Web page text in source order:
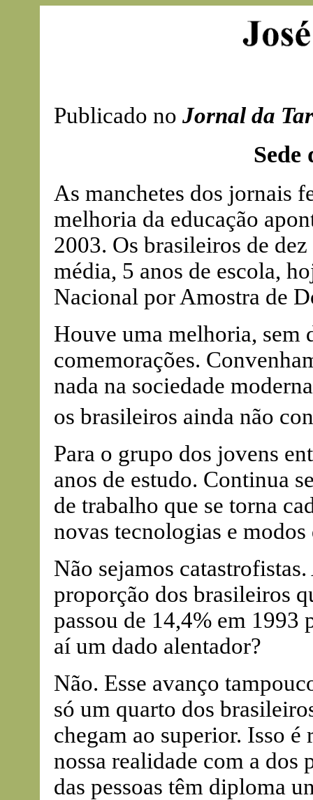
Publicado no Jornal da
Sede
As manchetes dos jornais
melhoria da educação
2003. Os brasileiros de
média, 5 anos de escola,
Nacional por Amostra de
Houve uma melhoria, sem
comemorações.
nada na sociedade
os brasileiros ainda não
Para o grupo dos jovens
anos de estudo. Continua
de trabalho que se torna
novas tecnologias e
Não sejamos
proporção dos brasileiros
passou de 14,4% em 1993
aí um dado alentador?
Não. Esse avanço
só um quarto dos
chegam ao superior. Isso
nossa realidade com a dos
das pessoas têm diploma